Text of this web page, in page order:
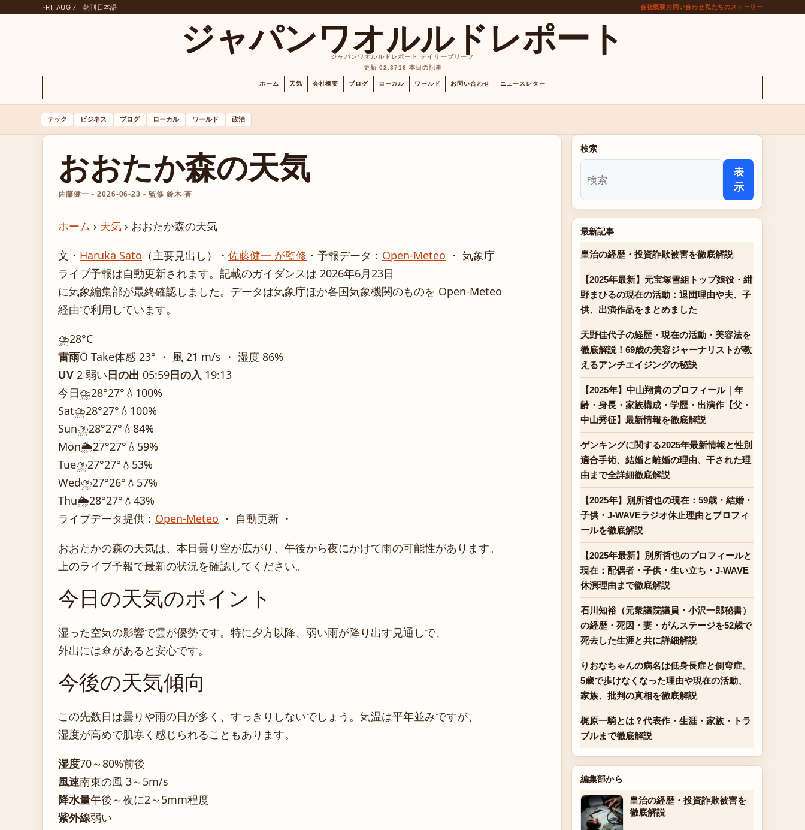
FRI, AUG 7 朝刊 日本語 会社概要お問い合わせ私たちのストーリー
ジャパンワオルルドレポート
ジャパンワオルルドレポート デイリーブリーフ
更新 02:3716 本日の記事
ホーム 天気 会社概要 ブログ ローカル ワールド お問い合わせ ニュースレター
テック ビジネス ブログ ローカル ワールド 政治
おおたか森の天気
佐藤健一 • 2026-06-23 • 監修 鈴木 蒼
ホーム › 天気 › おおたか森の天気
文・ Haruka Sato （主要見出し） ・ 佐藤健一 が監修 ・ 予報データ： Open-Meteo ・ 気象庁
ライブ予報は自動更新されます。記載のガイダンスは 2026年6月23日
に気象編集部が最終確認しました。データは気象庁ほか各国気象機関のものを Open-Meteo
経由で利用しています。
⛈️28°C
雷雨Ō Take体感 23° ・ 風 21 m/s ・ 湿度 86%
UV 2 弱い日の出 05:59日の入 19:13
今日⛈️28°27° 💧100%
Sat⛈️28°27° 💧100%
Sun⛈️28°27° 💧84%
Mon🌦️27°27° 💧59%
Tue⛈️27°27° 💧53%
Wed⛈️27°26° 💧57%
Thu🌦️28°27° 💧43%
ライブデータ提供： Open-Meteo ・ 自動更新 ・
おおたかの森の天気は、本日曇り空が広がり、午後から夜にかけて雨の可能性があります。
上のライブ予報で最新の状況を確認してください。
今日の天気のポイント
湿った空気の影響で雲が優勢です。特に夕方以降、弱い雨が降り出す見通しで、
外出には傘があると安心です。
今後の天気傾向
この先数日は曇りや雨の日が多く、すっきりしないでしょう。気温は平年並みですが、
湿度が高めで肌寒く感じられることもあります。
湿度70～80%前後
風速南東の風 3～5m/s
降水量午後～夜に2～5mm程度
紫外線弱い
検索
表
示
最新記事
皇治の経歴・投資詐欺被害を徹底解説
【2025年最新】元宝塚雪組トップ娘役・紺
野まひるの現在の活動：退団理由や夫、子
供、出演作品をまとめました
天野佳代子の経歴・現在の活動・美容法を
徹底解説！69歳の美容ジャーナリストが教
えるアンチエイジングの秘訣
【2025年】中山翔貴のプロフィール｜年
齢・身長・家族構成・学歴・出演作【父・
中山秀征】最新情報を徹底解説
ゲンキングに関する2025年最新情報と性別
適合手術、結婚と離婚の理由、干された理
由まで全詳細徹底解説
【2025年】別所哲也の現在：59歳・結婚・
子供・J-WAVEラジオ休止理由とプロフィ
ールを徹底解説
【2025年最新】別所哲也のプロフィールと
現在：配偶者・子供・生い立ち・J-WAVE
休演理由まで徹底解説
石川知裕（元衆議院議員・小沢一郎秘書）
の経歴・死因・妻・がんステージを52歳で
死去した生涯と共に詳細解説
りおなちゃんの病名は低身長症と側弯症。
5歳で歩けなくなった理由や現在の活動、
家族、批判の真相を徹底解説
梶原一騎とは？代表作・生涯・家族・トラ
ブルまで徹底解説
編集部から
皇治の経歴・投資詐欺被害を
徹底解説